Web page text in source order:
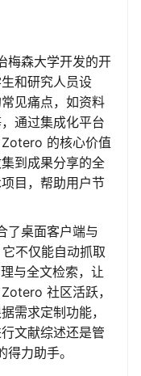
梅森大学开发的开
和研究人员设
见痛点，如资料
通过集成化平台
的核心价值
到成果分享的全
目，帮助用户节
了桌面客户端与
不仅能自动抓取
与全文检索，让
社区活跃，
需求定制功能，
文献综述还是管
力助手。